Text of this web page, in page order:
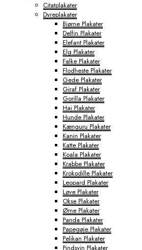
Citatplakater
Dyreplakater
Bjørne Plakater
Delfin Plakater
Elefant Plakater
Elg Plakater
Falke Plakater
Flodheste Plakater
Gede Plakater
Giraf Plakater
Gorilla Plakater
Haj Plakater
Hunde Plakater
Kænguru Plakater
Kanin Plakater
Katte Plakater
Koala Plakater
Krabbe Plakater
Krokodille Plakater
Leopard Plakater
Løve Plakater
Okse Plakater
Ørne Plakater
Panda Plakater
Papegøje Plakater
Pelikan Plakater
Pindsvin Plakater